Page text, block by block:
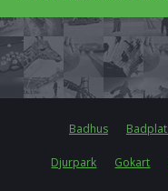
Badhus
Djurpark Gokart